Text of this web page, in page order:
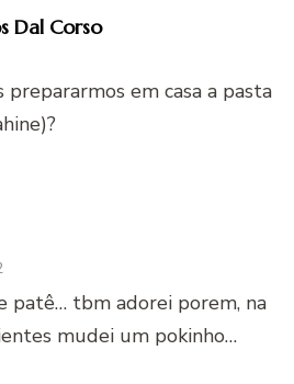
Dal Corso
prepararmos em casa a pasta
patê… tbm adorei porem, na
mudei um pokinho…